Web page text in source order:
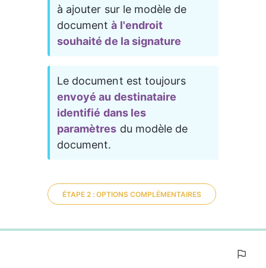
à ajouter sur le modèle de
document à l'endroit
souhaité de la signature
Le document est toujours
envoyé au destinataire
identifié dans les
paramètres du modèle de
document.
ÉTAPE 2 : OPTIONS COMPLÉMENTAIRES
0%